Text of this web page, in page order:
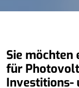
Sie möchten
für
Investitions-